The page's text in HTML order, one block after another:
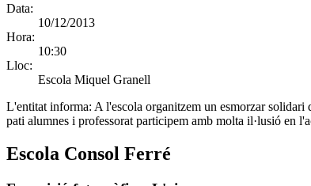
Data:
10/12/2013
Hora:
10:30
Lloc:
Escola Miquel Granell
L'entitat informa: A l'escola organitzem un esmorzar
pati alumnes i professorat participem amb molta il·lusió en
Escola Consol Ferré